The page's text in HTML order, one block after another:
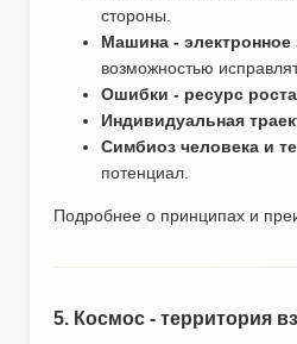
стороны.
Машина - электронное
возможностью
Ошибки - ресурс роста
Индивидуальная
Симбиоз человека и
потенциал.
Подробнее о принципах и
5. Космос - территория